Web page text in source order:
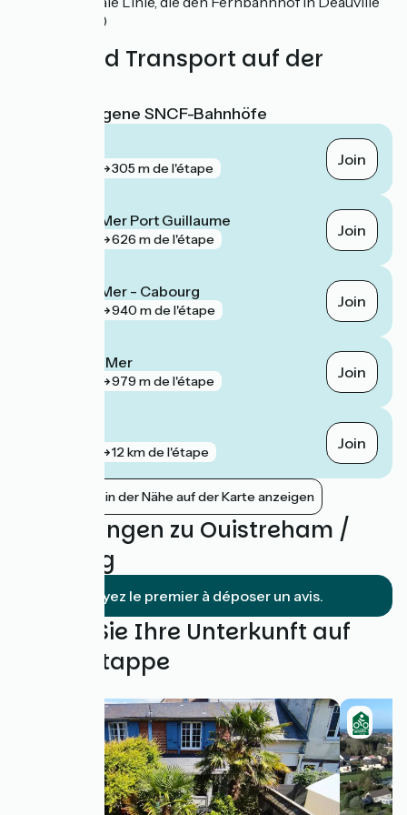
bedient)
Züge und Transport auf der
Nächstgelegene SNCF-Bahnhöfe
305 m de l'étape Join
Dives-sur-Mer Port Guillaume
626 m de l'étape Join
Dives-sur-Mer - Cabourg
940 m de l'étape Join
Villers-sur-Mer
979 m de l'étape Join
12 km de l'étape Join
Bahnhöfe in der Nähe auf der Karte anzeigen
Bewertungen zu Ouistreham /
Cabourg
Soyez le premier à déposer un avis.
Finden Sie Ihre Unterkunft auf
dieser Etappe